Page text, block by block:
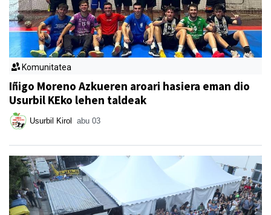
Komunitatea
Iñigo Moreno Azkueren aroari hasiera eman dio
Usurbil KEko lehen taldeak
Usurbil Kirol abu 03